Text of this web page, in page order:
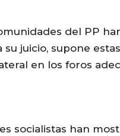
del PP
juicio, supone
en los foros
socialistas han